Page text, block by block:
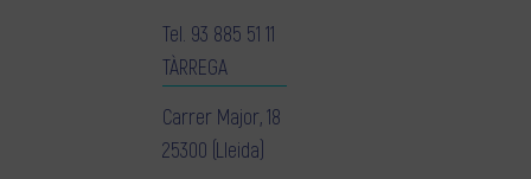
Tel. 93 885 51 11
TÀRREGA
Carrer Major, 18
25300 (Lleida)